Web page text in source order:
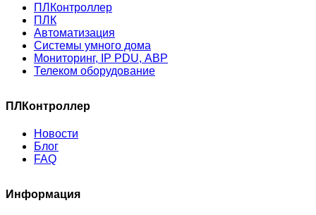
ПЛКонтроллер
ПЛК
Автоматизация
Системы умного дома
Мониторинг, IP PDU, АВР
Телеком оборудование
ПЛКонтроллер
Новости
Блог
FAQ
Информация